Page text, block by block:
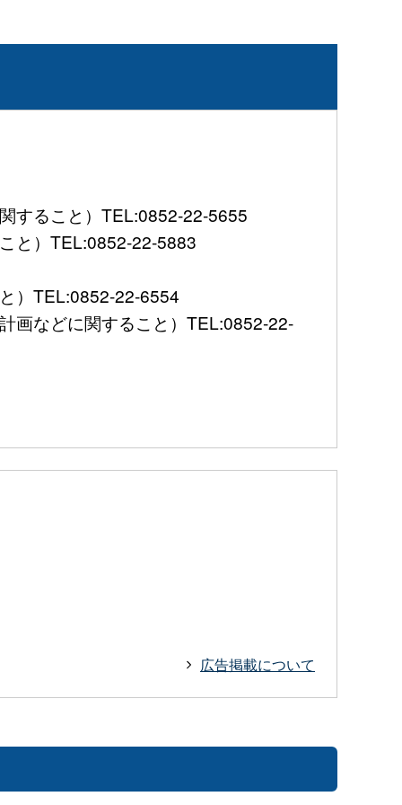
すること）TEL:0852-22-5655
と）TEL:0852-22-5883
）TEL:0852-22-6554
画などに関すること）TEL:0852-22-
広告掲載について